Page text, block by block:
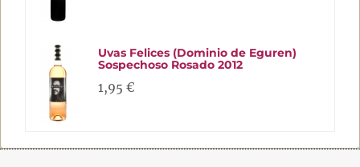
Uvas Felices (Dominio de Eguren)
Sospechoso Rosado 2012
1,95 €